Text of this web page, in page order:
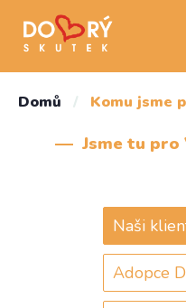
Domů / Komu jsme
Jsme tu pro
Naši
Adopce